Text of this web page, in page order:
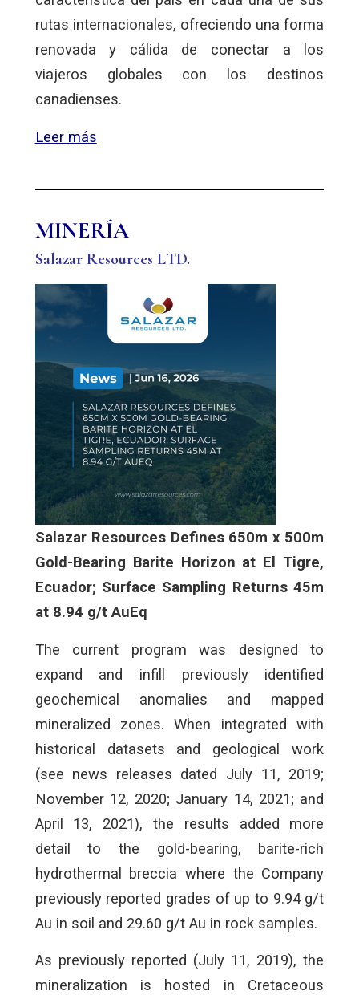
rutas internacionales, ofreciendo una forma
renovada y cálida de conectar a los
viajeros globales con los destinos
canadienses.
Leer más
MINERÍA
Salazar Resources LTD.
Salazar Resources Defines 650m x 500m
Gold-Bearing Barite Horizon at El Tigre,
Ecuador; Surface Sampling Returns 45m
at 8.94 g/t AuEq
The current program was designed to
expand and infill previously identified
geochemical anomalies and mapped
mineralized zones. When integrated with
historical datasets and geological work
(see news releases dated July 11, 2019;
November 12, 2020; January 14, 2021; and
April 13, 2021), the results added more
detail to the gold-bearing, barite-rich
hydrothermal breccia where the Company
previously reported grades of up to 9.94 g/t
Au in soil and 29.60 g/t Au in rock samples.
As previously reported (July 11, 2019), the
mineralization is hosted in Cretaceous